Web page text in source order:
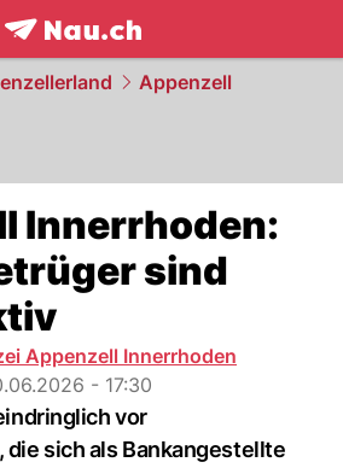
frontpage.NAU.ch
Appenzell
Innerrhoden:
sind
Appenzell Innerrhoden
- 17:30
vor
sich als Bankangestellte